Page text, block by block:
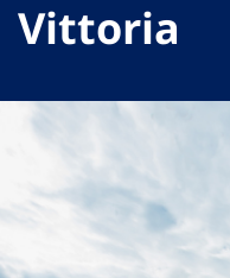
Vittoria